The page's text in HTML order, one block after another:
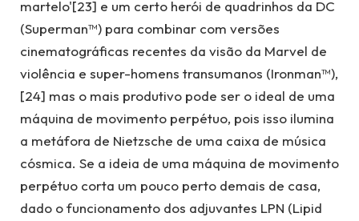
martelo'[23] e um certo herói de quadrinhos da DC
(Superman™) para combinar com versões
cinematográficas recentes da visão da Marvel de
violência e super-homens transumanos (Ironman™),
[24] mas o mais produtivo pode ser o ideal de uma
máquina de movimento perpétuo, pois isso ilumina
a metáfora de Nietzsche de uma caixa de música
cósmica. Se a ideia de uma máquina de movimento
perpétuo corta um pouco perto demais de casa,
dado o funcionamento dos adjuvantes LPN (Lipid